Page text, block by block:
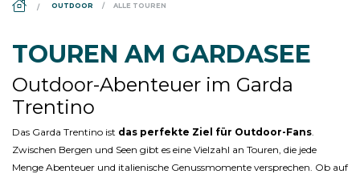
OUTDOOR ALLE TOUREN
TOUREN AM GARDASEE
Outdoor-Abenteuer im Garda
Trentino
Das Garda Trentino ist das perfekte Ziel für Outdoor-Fans
Zwischen Bergen und Seen gibt es eine Vielzahl an Touren, die jede
Menge Abenteuer und italienische Genussmomente versprechen. Ob auf